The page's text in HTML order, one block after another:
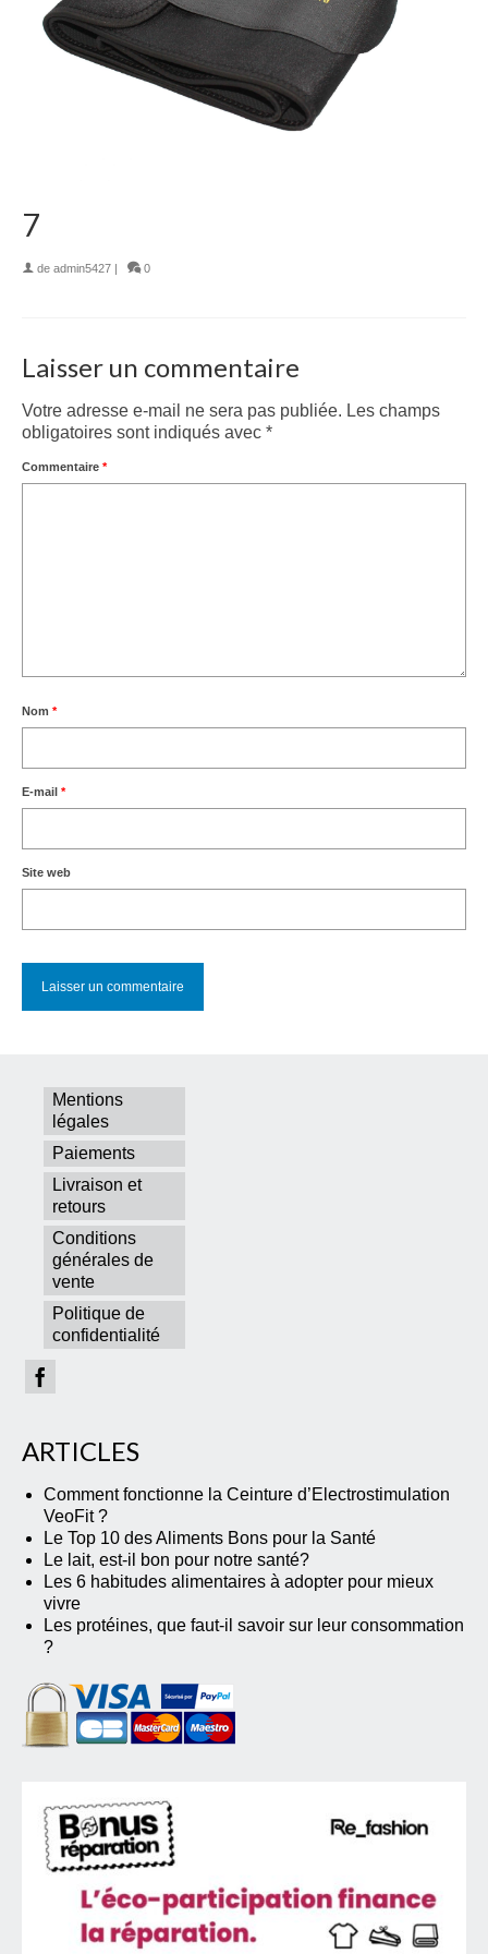
7
de admin5427 0
Laisser un commentaire
Votre adresse e-mail ne sera pas publiée. Les champs
obligatoires sont indiqués avec *
Commentaire *
Nom *
E-mail *
Site web
Mentions
légales
Paiements
Livraison et
retours
Conditions
générales de
vente
Politique de
confidentialité
ARTICLES
Comment fonctionne la Ceinture d’Electrostimulation
VeoFit ?
Le Top 10 des Aliments Bons pour la Santé
Le lait, est-il bon pour notre santé?
Les 6 habitudes alimentaires à adopter pour mieux
vivre
Les protéines, que faut-il savoir sur leur consommation
?